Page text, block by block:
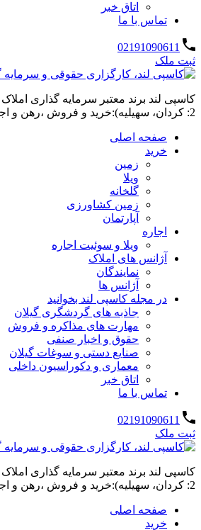
اتاق خبر
تماس با ما
02191090611
ثبت ملک
2: کردان، سهیلیه):خرید و فروش ،رهن و اجاره
صفحه اصلی
خرید
زمین
ویلا
گلخانه
زمین کشاورزی
آپارتمان
اجاره
ویلا و سوئیت اجاره
آژانس های املاک
نمایندگان
آژانس ها
در مجله کاسپی لند بخوانید
جاذبه های گردشگری گیلان
مهارت های مذاکره و فروش
حقوق و اخبار صنفی
صنایع دستی و سوغات گیلان
معماری و دکوراسیون داخلی
اتاق خبر
تماس با ما
02191090611
ثبت ملک
2: کردان، سهیلیه):خرید و فروش ،رهن و اجاره
صفحه اصلی
خرید